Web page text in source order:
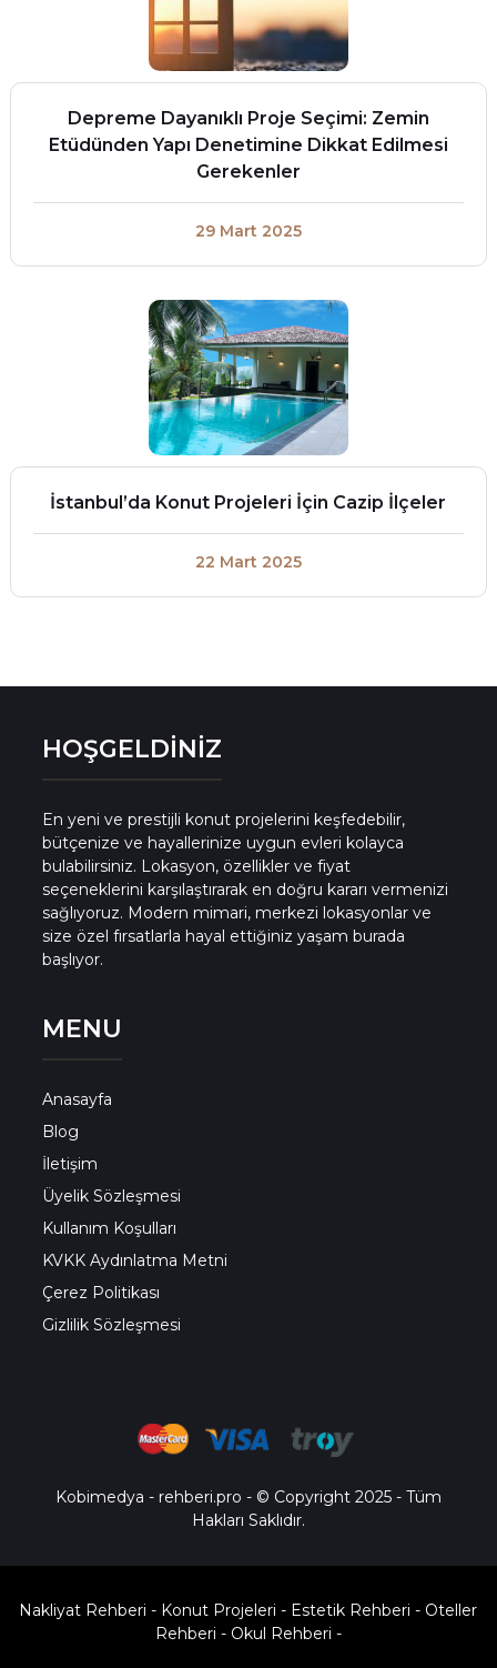
Depreme Dayanıklı Proje Seçimi: Zemin
Etüdünden Yapı Denetimine Dikkat Edilmesi
Gerekenler
29 Mart 2025
İstanbul’da Konut Projeleri İçin Cazip İlçeler
22 Mart 2025
HOŞGELDİNİZ
En yeni ve prestijli konut projelerini keşfedebilir,
bütçenize ve hayallerinize uygun evleri kolayca
bulabilirsiniz. Lokasyon, özellikler ve fiyat
seçeneklerini karşılaştırarak en doğru kararı vermenizi
sağlıyoruz. Modern mimari, merkezi lokasyonlar ve
size özel fırsatlarla hayal ettiğiniz yaşam burada
başlıyor.
MENU
Anasayfa
Blog
İletişim
Üyelik Sözleşmesi
Kullanım Koşulları
KVKK Aydınlatma Metni
Çerez Politikası
Gizlilik Sözleşmesi
Kobimedya - rehberi.pro - © Copyright 2025 - Tüm
Hakları Saklıdır.
Nakliyat Rehberi - Konut Projeleri - Estetik Rehberi - Oteller
Rehberi - Okul Rehberi -